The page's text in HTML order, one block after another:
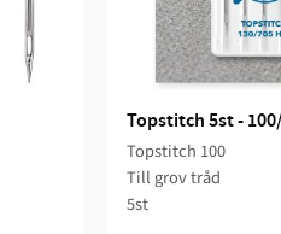
Topstitch 5st -
Topstitch 100
Till grov tråd
5st